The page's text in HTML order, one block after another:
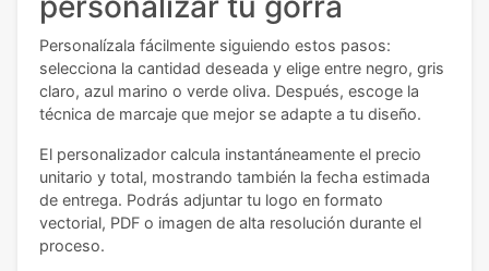
Personalízala fácilmente siguiendo estos pasos:
selecciona la cantidad deseada y elige entre negro, gris
claro, azul marino o verde oliva. Después, escoge la
técnica de marcaje que mejor se adapte a tu diseño.
El personalizador calcula instantáneamente el precio
unitario y total, mostrando también la fecha estimada
de entrega. Podrás adjuntar tu logo en formato
vectorial, PDF o imagen de alta resolución durante el
proceso.